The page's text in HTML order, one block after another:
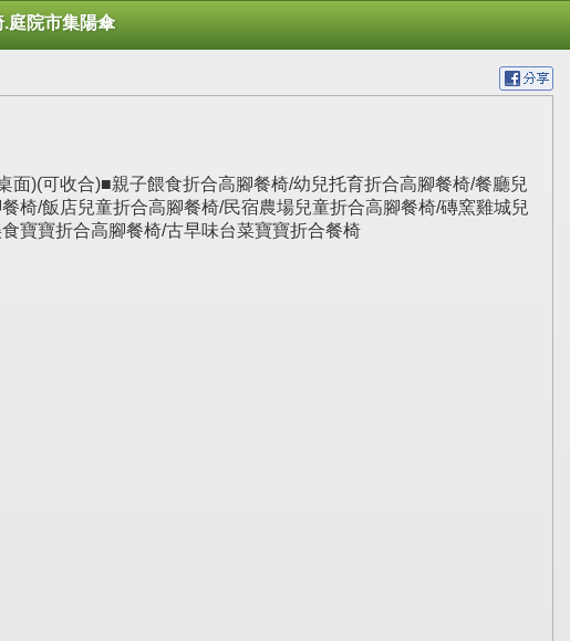
庭院市集陽傘
)(可收合)■親子餵食折合高腳餐椅/幼兒托育折合高腳餐椅/餐廳兒
椅/飯店兒童折合高腳餐椅/民宿農場兒童折合高腳餐椅/磚窯雞城兒
寶寶折合高腳餐椅/古早味台菜寶寶折合餐椅